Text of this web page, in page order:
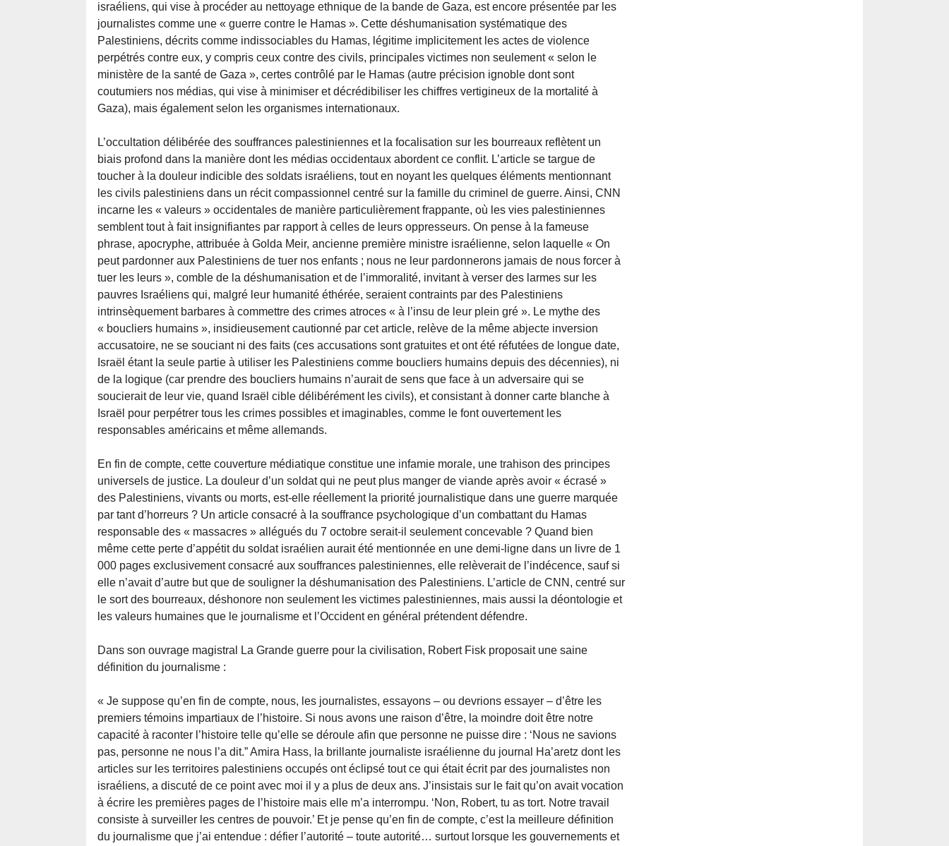
israéliens, qui vise à procéder au nettoyage ethnique de la bande de Gaza, est encore présentée par les
journalistes comme une « guerre contre le Hamas ». Cette déshumanisation systématique des
Palestiniens, décrits comme indissociables du Hamas, légitime implicitement les actes de violence
perpétrés contre eux, y compris ceux contre des civils, principales victimes non seulement « selon le
ministère de la santé de Gaza », certes contrôlé par le Hamas (autre précision ignoble dont sont
coutumiers nos médias, qui vise à minimiser et décrédibiliser les chiffres vertigineux de la mortalité à
Gaza), mais également selon les organismes internationaux.
L’occultation délibérée des souffrances palestiniennes et la focalisation sur les bourreaux reflètent un
biais profond dans la manière dont les médias occidentaux abordent ce conflit. L’article se targue de
toucher à la douleur indicible des soldats israéliens, tout en noyant les quelques éléments mentionnant
les civils palestiniens dans un récit compassionnel centré sur la famille du criminel de guerre. Ainsi, CNN
incarne les « valeurs » occidentales de manière particulièrement frappante, où les vies palestiniennes
semblent tout à fait insignifiantes par rapport à celles de leurs oppresseurs. On pense à la fameuse
phrase, apocryphe, attribuée à Golda Meir, ancienne première ministre israélienne, selon laquelle « On
peut pardonner aux Palestiniens de tuer nos enfants ; nous ne leur pardonnerons jamais de nous forcer à
tuer les leurs », comble de la déshumanisation et de l’immoralité, invitant à verser des larmes sur les
pauvres Israéliens qui, malgré leur humanité éthérée, seraient contraints par des Palestiniens
intrinsèquement barbares à commettre des crimes atroces « à l’insu de leur plein gré ». Le mythe des
« boucliers humains », insidieusement cautionné par cet article, relève de la même abjecte inversion
accusatoire, ne se souciant ni des faits (ces accusations sont gratuites et ont été réfutées de longue date,
Israël étant la seule partie à utiliser les Palestiniens comme boucliers humains depuis des décennies), ni
de la logique (car prendre des boucliers humains n’aurait de sens que face à un adversaire qui se
soucierait de leur vie, quand Israël cible délibérément les civils), et consistant à donner carte blanche à
Israël pour perpétrer tous les crimes possibles et imaginables, comme le font ouvertement les
responsables américains et même allemands.
En fin de compte, cette couverture médiatique constitue une infamie morale, une trahison des principes
universels de justice. La douleur d’un soldat qui ne peut plus manger de viande après avoir « écrasé »
des Palestiniens, vivants ou morts, est-elle réellement la priorité journalistique dans une guerre marquée
par tant d’horreurs ? Un article consacré à la souffrance psychologique d’un combattant du Hamas
responsable des « massacres » allégués du 7 octobre serait-il seulement concevable ? Quand bien
même cette perte d’appétit du soldat israélien aurait été mentionnée en une demi-ligne dans un livre de 1
000 pages exclusivement consacré aux souffrances palestiniennes, elle relèverait de l’indécence, sauf si
elle n’avait d’autre but que de souligner la déshumanisation des Palestiniens. L’article de CNN, centré sur
le sort des bourreaux, déshonore non seulement les victimes palestiniennes, mais aussi la déontologie et
les valeurs humaines que le journalisme et l’Occident en général prétendent défendre.
Dans son ouvrage magistral La Grande guerre pour la civilisation, Robert Fisk proposait une saine
définition du journalisme :
« Je suppose qu’en fin de compte, nous, les journalistes, essayons – ou devrions essayer – d’être les
premiers témoins impartiaux de l’histoire. Si nous avons une raison d’être, la moindre doit être notre
capacité à raconter l’histoire telle qu’elle se déroule afin que personne ne puisse dire : ‘Nous ne savions
pas, personne ne nous l’a dit.” Amira Hass, la brillante journaliste israélienne du journal Ha’aretz dont les
articles sur les territoires palestiniens occupés ont éclipsé tout ce qui était écrit par des journalistes non
israéliens, a discuté de ce point avec moi il y a plus de deux ans. J’insistais sur le fait qu’on avait vocation
à écrire les premières pages de l’histoire mais elle m’a interrompu. ‘Non, Robert, tu as tort. Notre travail
consiste à surveiller les centres de pouvoir.’ Et je pense qu’en fin de compte, c’est la meilleure définition
du journalisme que j’ai entendue : défier l’autorité – toute autorité… surtout lorsque les gouvernements et